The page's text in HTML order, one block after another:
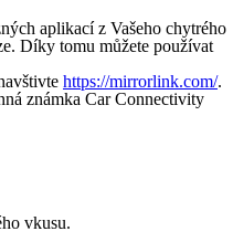
aplikací z Vašeho chytrého
Díky tomu můžete používat
https://mirrorlink.com/.
známka Car Connectivity
vkusu.